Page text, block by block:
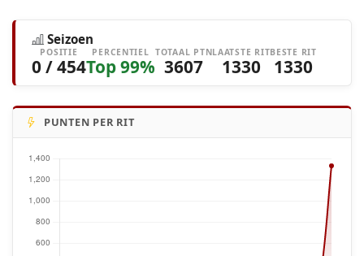
Seizoen
POSITIE
0 / 454
PERCENTIEL
Top 99%
TOTAAL PTN
3607
LAATSTE RIT
1330
BESTE RIT
1330
PUNTEN PER RIT